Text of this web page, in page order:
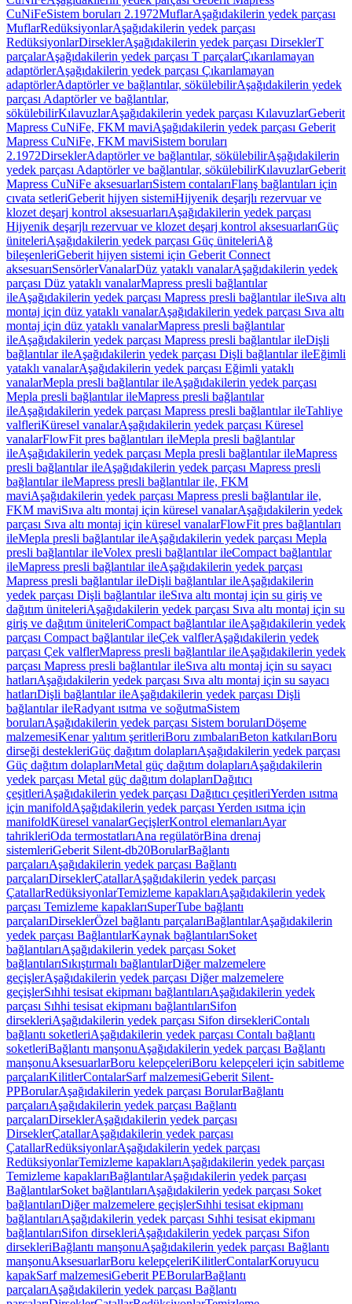
CuNiFeSistem boruları 2.1972MuflarAşağıdakilerin yedek parçası
MuflarRedüksiyonlarAşağıdakilerin yedek parçası
RedüksiyonlarDirseklerAşağıdakilerin yedek parçası DirseklerT
parçalarAşağıdakilerin yedek parçası T parçalarÇıkarılamayan
adaptörlerAşağıdakilerin yedek parçası Çıkarılamayan
adaptörlerAdaptörler ve bağlantılar, sökülebilirAşağıdakilerin yedek
parçası Adaptörler ve bağlantılar,
sökülebilirKılavuzlarAşağıdakilerin yedek parçası KılavuzlarGeberit
Mapress CuNiFe, FKM maviAşağıdakilerin yedek parçası Geberit
Mapress CuNiFe, FKM maviSistem boruları
2.1972DirseklerAdaptörler ve bağlantılar, sökülebilirAşağıdakilerin
yedek parçası Adaptörler ve bağlantılar, sökülebilirKılavuzlarGeberit
Mapress CuNiFe aksesuarlarıSistem contalarıFlanş bağlantıları için
cıvata setleriGeberit hijyen sistemiHijyenik deşarjlı rezervuar ve
klozet deşarj kontrol aksesuarlarıAşağıdakilerin yedek parçası
Hijyenik deşarjlı rezervuar ve klozet deşarj kontrol aksesuarlarıGüç
üniteleriAşağıdakilerin yedek parçası Güç üniteleriAğ
bileşenleriGeberit hijyen sistemi için Geberit Connect
aksesuarıSensörlerVanalarDüz yataklı vanalarAşağıdakilerin yedek
parçası Düz yataklı vanalarMapress presli bağlantılar
ileAşağıdakilerin yedek parçası Mapress presli bağlantılar ileSıva altı
montaj için düz yataklı vanalarAşağıdakilerin yedek parçası Sıva altı
montaj için düz yataklı vanalarMapress presli bağlantılar
ileAşağıdakilerin yedek parçası Mapress presli bağlantılar ileDişli
bağlantılar ileAşağıdakilerin yedek parçası Dişli bağlantılar ileEğimli
yataklı vanalarAşağıdakilerin yedek parçası Eğimli yataklı
vanalarMepla presli bağlantılar ileAşağıdakilerin yedek parçası
Mepla presli bağlantılar ileMapress presli bağlantılar
ileAşağıdakilerin yedek parçası Mapress presli bağlantılar ileTahliye
valfleriKüresel vanalarAşağıdakilerin yedek parçası Küresel
vanalarFlowFit pres bağlantıları ileMepla presli bağlantılar
ileAşağıdakilerin yedek parçası Mepla presli bağlantılar ileMapress
presli bağlantılar ileAşağıdakilerin yedek parçası Mapress presli
bağlantılar ileMapress presli bağlantılar ile, FKM
maviAşağıdakilerin yedek parçası Mapress presli bağlantılar ile,
FKM maviSıva altı montaj için küresel vanalarAşağıdakilerin yedek
parçası Sıva altı montaj için küresel vanalarFlowFit pres bağlantıları
ileMepla presli bağlantılar ileAşağıdakilerin yedek parçası Mepla
presli bağlantılar ileVolex presli bağlantılar ileCompact bağlantılar
ileMapress presli bağlantılar ileAşağıdakilerin yedek parçası
Mapress presli bağlantılar ileDişli bağlantılar ileAşağıdakilerin
yedek parçası Dişli bağlantılar ileSıva altı montaj için su giriş ve
dağıtım üniteleriAşağıdakilerin yedek parçası Sıva altı montaj için su
giriş ve dağıtım üniteleriCompact bağlantılar ileAşağıdakilerin yedek
parçası Compact bağlantılar ileÇek valflerAşağıdakilerin yedek
parçası Çek valflerMapress presli bağlantılar ileAşağıdakilerin yedek
parçası Mapress presli bağlantılar ileSıva altı montaj için su sayacı
hatlarıAşağıdakilerin yedek parçası Sıva altı montaj için su sayacı
hatlarıDişli bağlantılar ileAşağıdakilerin yedek parçası Dişli
bağlantılar ileRadyant ısıtma ve soğutmaSistem
borularıAşağıdakilerin yedek parçası Sistem borularıDöşeme
malzemesiKenar yalıtım şeritleriBoru zımbalarıBeton katkılarıBoru
dirseği destekleriGüç dağıtım dolaplarıAşağıdakilerin yedek parçası
Güç dağıtım dolaplarıMetal güç dağıtım dolaplarıAşağıdakilerin
yedek parçası Metal güç dağıtım dolaplarıDağıtıcı
çeşitleriAşağıdakilerin yedek parçası Dağıtıcı çeşitleriYerden ısıtma
için manifoldAşağıdakilerin yedek parçası Yerden ısıtma için
manifoldKüresel vanalarGeçişlerKontrol elemanlarıAyar
tahrikleriOda termostatlarıAna regülatörBina drenaj
sistemleriGeberit Silent-db20BorularBağlantı
parçalarıAşağıdakilerin yedek parçası Bağlantı
parçalarıDirseklerÇatallarAşağıdakilerin yedek parçası
ÇatallarRedüksiyonlarTemizleme kapaklarıAşağıdakilerin yedek
parçası Temizleme kapaklarıSuperTube bağlantı
parçalarıDirseklerÖzel bağlantı parçalarıBağlantılarAşağıdakilerin
yedek parçası BağlantılarKaynak bağlantılarıSoket
bağlantılarıAşağıdakilerin yedek parçası Soket
bağlantılarıSıkıştırmalı bağlantılarDiğer malzemelere
geçişlerAşağıdakilerin yedek parçası Diğer malzemelere
geçişlerSıhhi tesisat ekipmanı bağlantılarıAşağıdakilerin yedek
parçası Sıhhi tesisat ekipmanı bağlantılarıSifon
dirsekleriAşağıdakilerin yedek parçası Sifon dirsekleriContalı
bağlantı soketleriAşağıdakilerin yedek parçası Contalı bağlantı
soketleriBağlantı manşonuAşağıdakilerin yedek parçası Bağlantı
manşonuAksesuarlarBoru kelepçeleriBoru kelepçeleri için sabitleme
parçalarıKilitlerContalarSarf malzemesiGeberit Silent-
PPBorularAşağıdakilerin yedek parçası BorularBağlantı
parçalarıAşağıdakilerin yedek parçası Bağlantı
parçalarıDirseklerAşağıdakilerin yedek parçası
DirseklerÇatallarAşağıdakilerin yedek parçası
ÇatallarRedüksiyonlarAşağıdakilerin yedek parçası
RedüksiyonlarTemizleme kapaklarıAşağıdakilerin yedek parçası
Temizleme kapaklarıBağlantılarAşağıdakilerin yedek parçası
BağlantılarSoket bağlantılarıAşağıdakilerin yedek parçası Soket
bağlantılarıDiğer malzemelere geçişlerSıhhi tesisat ekipmanı
bağlantılarıAşağıdakilerin yedek parçası Sıhhi tesisat ekipmanı
bağlantılarıSifon dirsekleriAşağıdakilerin yedek parçası Sifon
dirsekleriBağlantı manşonuAşağıdakilerin yedek parçası Bağlantı
manşonuAksesuarlarBoru kelepçeleriKilitlerContalarKoruyucu
kapakSarf malzemesiGeberit PEBorularBağlantı
parçalarıAşağıdakilerin yedek parçası Bağlantı